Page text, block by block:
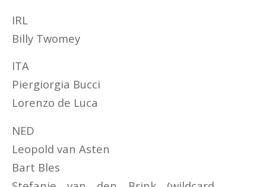
IRL
Billy Twomey
ITA
Piergiorgia Bucci
Lorenzo de Luca
NED
Leopold van Asten
Bart Bles